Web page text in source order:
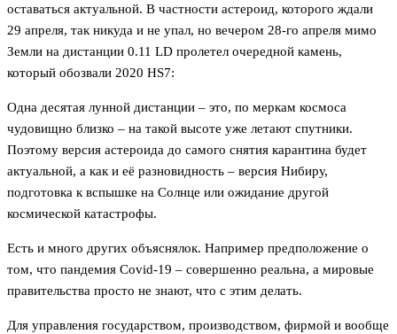
оставаться актуальной. В частности астероид, которого ждали
29 апреля, так никуда и не упал, но вечером 28-го апреля мимо
Земли на дистанции 0.11 LD пролетел очередной камень,
который обозвали 2020 HS7:
Одна десятая лунной дистанции – это, по меркам космоса
чудовищно близко – на такой высоте уже летают спутники.
Поэтому версия астероида до самого снятия карантина будет
актуальной, а как и её разновидность – версия Нибиру,
подготовка к вспышке на Солнце или ожидание другой
космической катастрофы.
Есть и много других объяснялок. Например предположение о
том, что пандемия Covid-19 – совершенно реальна, а мировые
правительства просто не знают, что с этим делать.
Для управления государством, производством, фирмой и вообще